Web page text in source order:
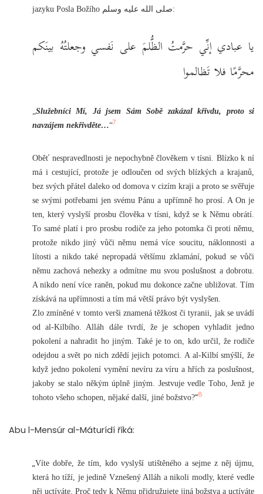
jazyku Posla Božího صلى الله عليه وسلم:
يا عبادي إنِّي حرَّمتُ الظُّلمَ على نَفسي وجعلتُهُ بينَكم
محرَّمًا فلا تَظالموا
Služebníci Mí, Já jsem Sám Sobě zakázal křivdu, proto si
navzájem nekřivděte…“7
Oběť nespravedlnosti je nepochybně člověkem v tísni. Blízko k ní
má i cestující, protože je odloučen od svých blízkých a krajanů,
bez svých přátel daleko od domova v cizím kraji a proto se svěřuje
se svými potřebami jen svému Pánu a upřímně ho prosí. A On je
ten, který vyslyší prosbu člověka v tísni, když se k Němu obrátí.
To samé platí i pro prosbu rodiče za jeho potomka či proti němu,
protože nikdo jiný vůči němu nemá více soucitu, náklonnosti a
lítosti a nikdo také nepropadá většímu zklamání, pokud se vůči
němu zachová nehezky a odmítne mu svou poslušnost a dobrotu.
A nikdo není více raněn, pokud mu dokonce začne ubližovat. Tím
získává na upřímnosti a tím má větší právo být vyslyšen.
Zlo zmíněné v tomto verši znamená těžkost či tyranii, jak se uvádí
od al-Kilbího. Alláh dále tvrdí, že je schopen vyhladit jedno
pokolení a nahradit ho jiným. Také je to on, kdo určil, že rodiče
odejdou a svět po nich zdědí jejich potomci. A al-Kilbí smýšlí, že
když jedno pokolení vymění nevíru za víru a hřích za poslušnost,
jakoby se stalo někým úplně jiným. Jestvuje vedle Toho, Jenž je
tohoto všeho schopen, nějaké další, jiné božstvo?“8
Abu l-Mensúr al-Máturídí říká:
„Víte dobře, že tím, kdo vyslyší utištěného a sejme z něj újmu,
která ho tíží, je jedině Vznešený Alláh a nikoli modly, které vedle
něj uctíváte. Proč tedy k Němu přidružujete jiná božstva a uctíváte